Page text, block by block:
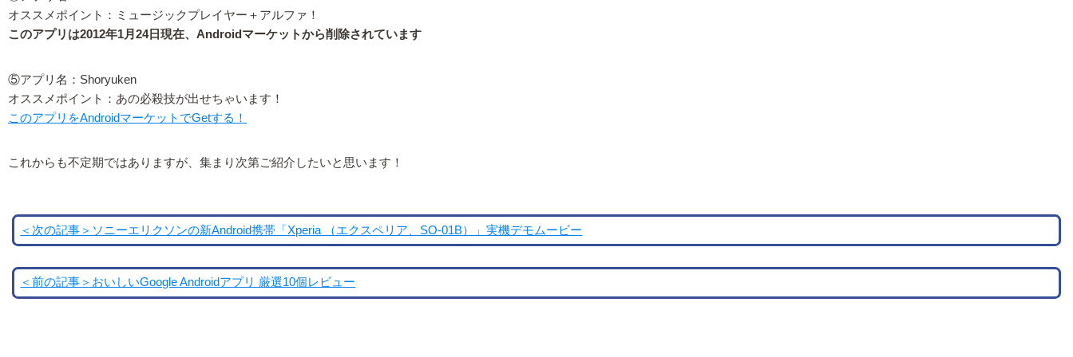
オススメポイント：ミュージックプレイヤー＋アルファ！
このアプリは2012年1月24日現在、Androidマーケットから削除されています
⑤アプリ名：Shoryuken
オススメポイント：あの必殺技が出せちゃいます！
このアプリをAndroidマーケットでGetする！
これからも不定期ではありますが、集まり次第ご紹介したいと思います！
＜次の記事＞ソニーエリクソンの新Android携帯「Xperia （エクスペリア、SO-01B）」実機デモムービー
＜前の記事＞おいしいGoogle Androidアプリ 厳選10個レビュー